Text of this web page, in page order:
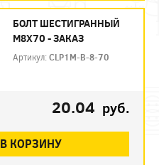
БОЛТ ШЕСТИГРАННЫЙ
М8Х70 - ЗАКАЗ
Артикул:CLP1M-B-8-70
20.04 руб.
В КОРЗИНУ